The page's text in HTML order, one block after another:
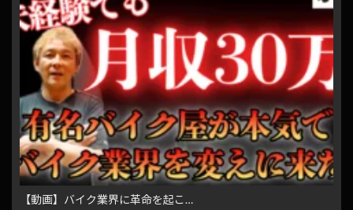
【動画】バイク業界に革命を起こ…